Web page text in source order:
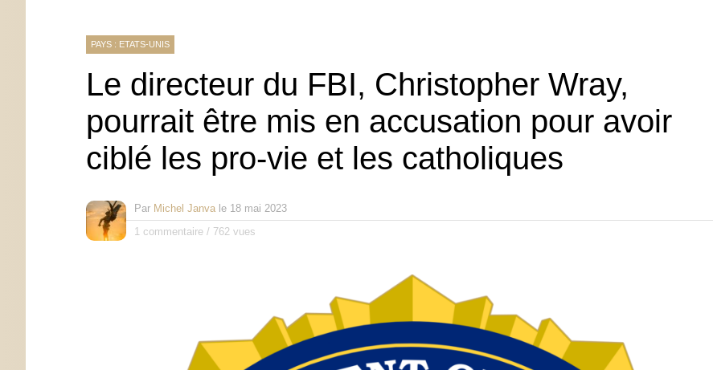
PAYS : ETATS-UNIS
Le directeur du FBI, Christopher Wray,
pourrait être mis en accusation pour avoir
ciblé les pro-vie et les catholiques
Par Michel Janva le 18 mai 2023
1 commentaire / 762 vues